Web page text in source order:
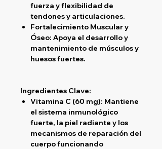
fuerza y flexibilidad de
tendones y articulaciones.
Fortalecimiento Muscular y
Óseo: Apoya el desarrollo y
mantenimiento de músculos y
huesos fuertes.
Ingredientes Clave:
Vitamina C (60 mg): Mantiene
el sistema inmunológico
fuerte, la piel radiante y los
mecanismos de reparación del
cuerpo funcionando